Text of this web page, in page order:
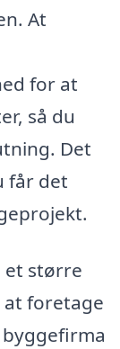
At
for at
så du
Det
får det
et større
foretage